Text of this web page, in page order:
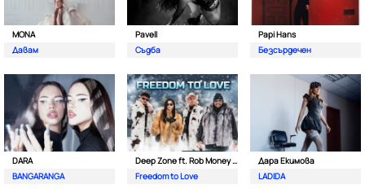
MONA
Давам
Pavell
Съдба
Papi Hans
Безсърдечен
DARA
BANGARANGA
Deep Zone ft. Rob Money (C-Block)
Freedom to Love
Дара Екимова
LADIDA